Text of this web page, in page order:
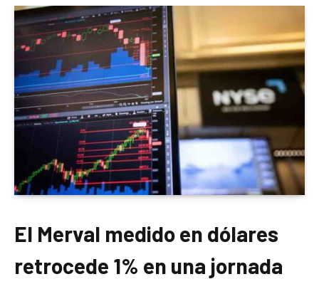
El Merval medido en dólares
retrocede 1% en una jornada